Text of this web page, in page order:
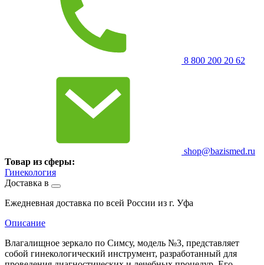
8 800 200 20 62
shop@bazismed.ru
Товар из сферы:
Гинекология
Доставка в
Ежедневная доставка по всей России из г. Уфа
Описание
Влагалищное зеркало по Симсу, модель №3, представляет
собой гинекологический инструмент, разработанный для